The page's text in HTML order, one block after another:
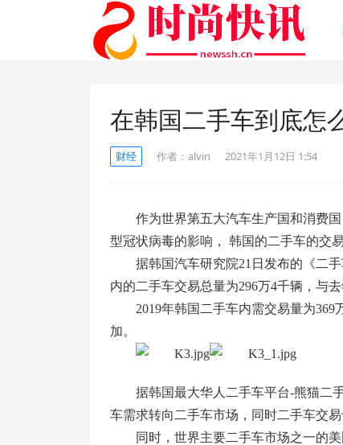
在韩国二手车到底怎
财经 作者： alvin 2021年1月12日 1:54
作为世界第五大汽车生产国和消费
型冠状病毒的影响， 韩国的二手车的交
据韩国汽车研究院21日发布的《二
内的二手车交易总量为296万4千辆，与
2019年韩国二手车内需交易量为
加。
据韩国最大华人二手车平台-熊猫二
车需求转向二手车市场，同时二手车交
同时，世界主要二手车市场之一的